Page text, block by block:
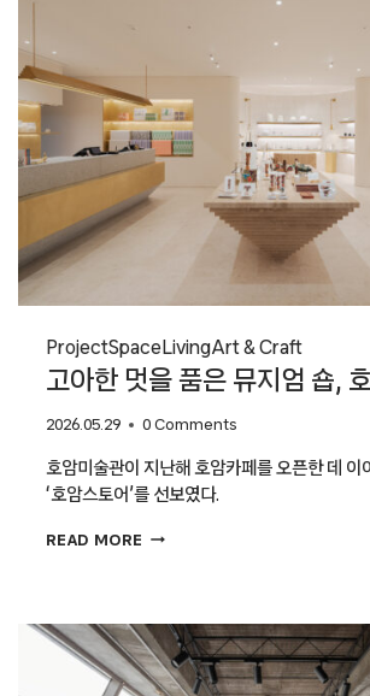
ProjectSpaceLivingArt & Craft
고아한 멋을 품은 뮤지엄 숍,
2026.05.29 0 Comments
호암미술관이 지난해 호암카페를 오픈한 데 이
‘호암스토어’를 선보였다.
READ MORE 고아한
숍,
호암스토어